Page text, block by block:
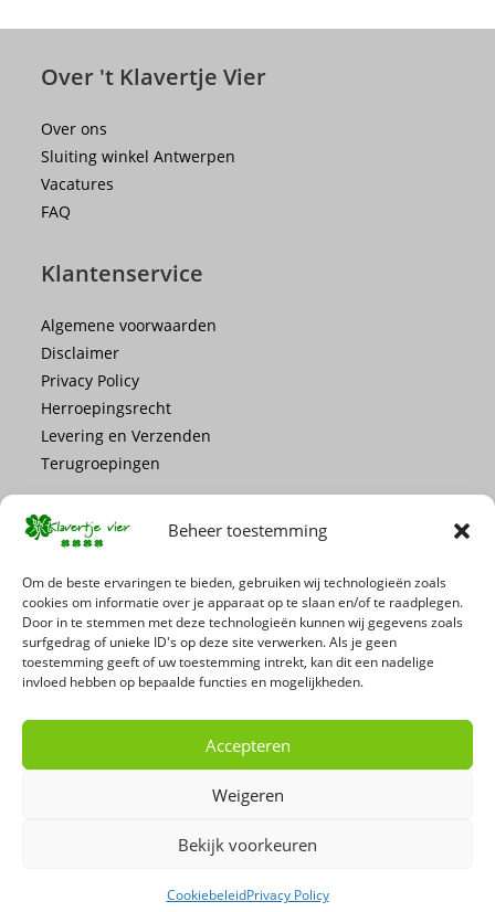
Beheer toestemming
Om de beste ervaringen te bieden, gebruiken wij technologieën zoals
cookies om informatie over je apparaat op te slaan en/of te raadplegen.
Door in te stemmen met deze technologieën kunnen wij gegevens zoals
surfgedrag of unieke ID's op deze site verwerken. Als je geen
toestemming geeft of uw toestemming intrekt, kan dit een nadelige
invloed hebben op bepaalde functies en mogelijkheden.
Accepteren
Weigeren
Bekijk voorkeuren
CookiebeleidPrivacy Policy
Over 't Klavertje Vier
Over ons
Sluiting winkel Antwerpen
Vacatures
FAQ
Klantenservice
Algemene voorwaarden
Disclaimer
Privacy Policy
Herroepingsrecht
Levering en Verzenden
Terugroepingen
Mis geen enkele actie of promotie!
Schrijf je in voor onze nieuwsbrief
Copyright 2026 - 't Klavertje Vier